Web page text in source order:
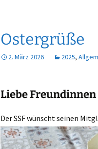
Ostergrüße
2. März 2026 2025,
Liebe Freundinnen
Der SSF wünscht seinen